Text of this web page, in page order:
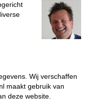
Wij verschaffen
maakt gebruik van
deze website.